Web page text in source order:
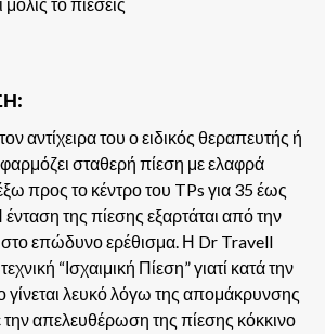
αντίχειρα του ο ειδικός θεραπευτής ή
σταθερή πίεση με ελαφρά
προς το κέντρο του TPs για 35 έως
της πίεσης εξαρτάται από την
επώδυνο ερέθισμα. Η Dr Travell
“Ισχαιμική Πίεση” γιατί κατά την
γίνεται λευκό λόγω της απομάκρυνσης
την απελευθέρωση της πίεσης κόκκινο